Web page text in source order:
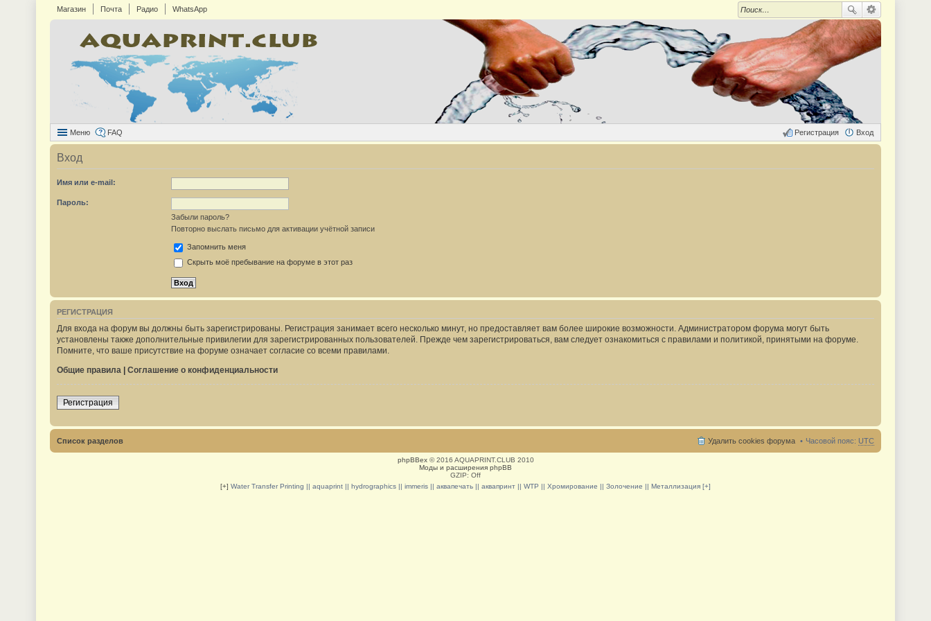
Магазин Почта Радио WhatsApp
Меню FAQ Вход
Регистрация
Вход
Имя или e-mail:
Пароль:
Забыли пароль?
Повторно выслать письмо для активации учётной записи
Запомнить меня
Скрыть моё пребывание на форуме в этот раз
РЕГИСТРАЦИЯ
Для входа на форум вы должны быть зарегистрированы. Регистрация занимает всего несколько минут, но предоставляет вам более широкие возможности. Администратором форума могут быть
установлены также дополнительные привилегии для зарегистрированных пользователей. Прежде чем зарегистрироваться, вам следует ознакомиться с правилами и политикой, принятыми на форуме.
Помните, что ваше присутствие на форуме означает согласие со всеми правилами.
Общие правила | Соглашение о конфиденциальности
Регистрация
Список разделов Часовой пояс: UTC
Удалить cookies форума
phpBBex© 2016 AQUAPRINT.CLUB 2010
Моды и расширения phpBB
GZIP: Off
[+] Water Transfer Printing || aquaprint || hydrographics || immeris || аквапечать || аквапринт || WTP || Хромирование || Золочение || Металлизация [+]